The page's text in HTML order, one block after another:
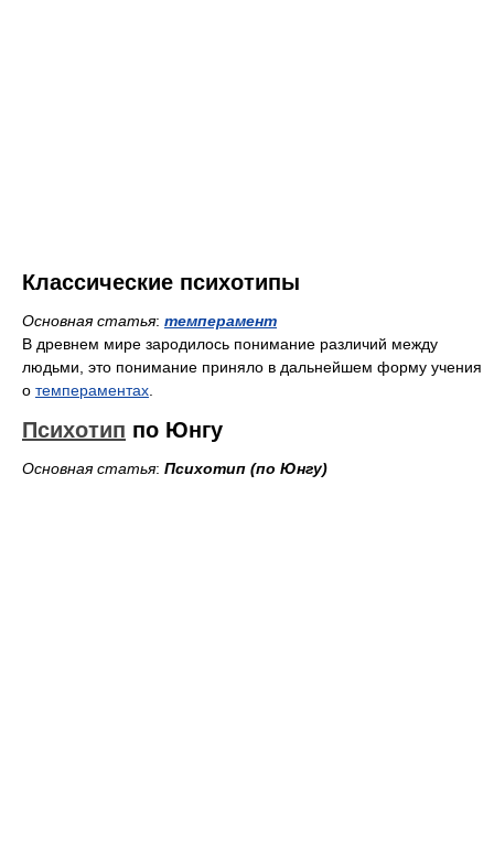
Классические психотипы
Основная статья: темперамент
В древнем мире зародилось понимание различий между
людьми, это понимание приняло в дальнейшем форму учения
о темпераментах
Психотип по Юнгу
Основная статья: Психотип (по Юнгу)